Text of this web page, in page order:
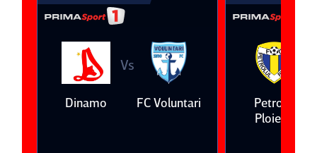
Dinamo
Vs
FC Voluntari
Petrolul
Ploieşti